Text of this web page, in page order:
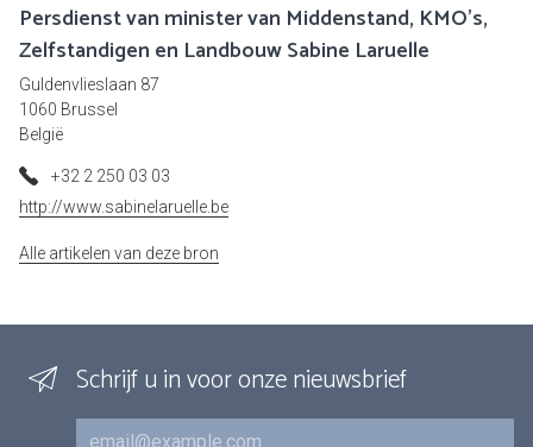
Persdienst van minister van Middenstand, KMO's,
Zelfstandigen en Landbouw Sabine Laruelle
Guldenvlieslaan 87
1060 Brussel
België
+32 2 250 03 03
http://www.sabinelaruelle.be
Alle artikelen van deze bron
Schrijf u in voor onze nieuwsbrief
E-mail